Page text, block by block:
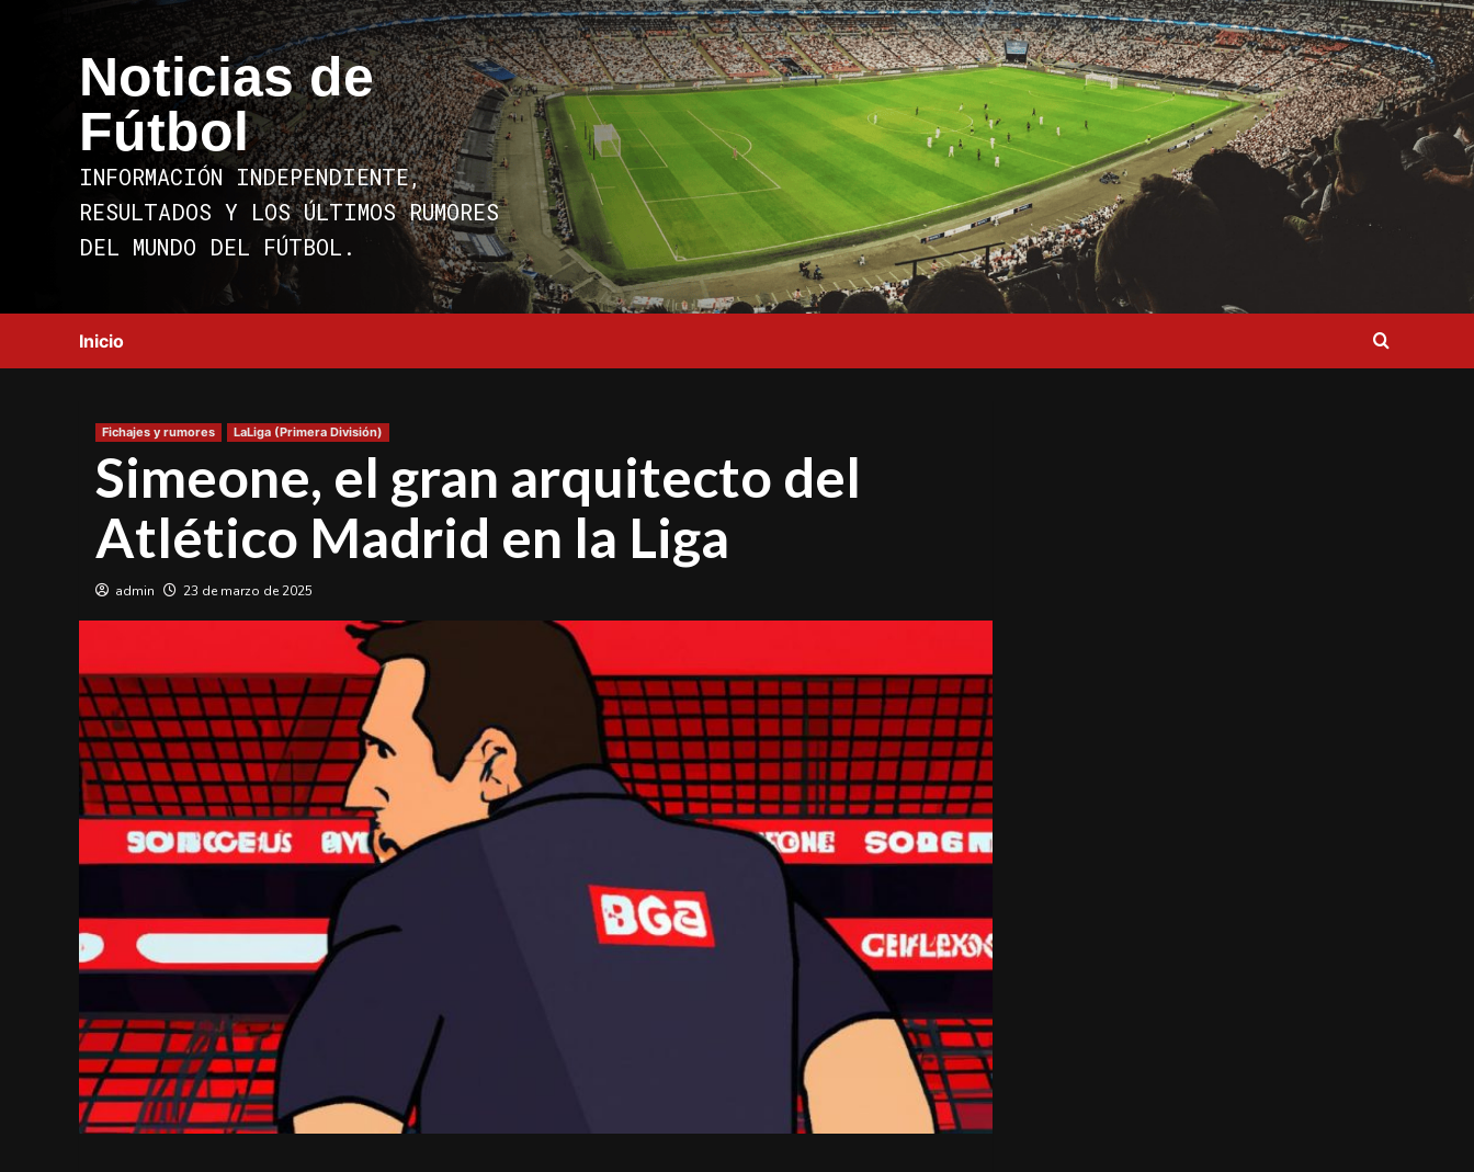
Noticias de
Fútbol
INFORMACIÓN INDEPENDIENTE,
RESULTADOS Y LOS ÚLTIMOS RUMORES
DEL MUNDO DEL FÚTBOL.
Inicio
Fichajes y rumores LaLiga (Primera División)
Simeone, el gran arquitecto del
Atlético Madrid en la Liga
admin 23 de marzo de 2025